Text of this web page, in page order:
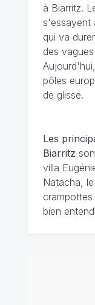
à Biarritz.
s'essayent
qui va
des
pôles
de glisse.
Les
Biarritz
villa
Natacha,
bien